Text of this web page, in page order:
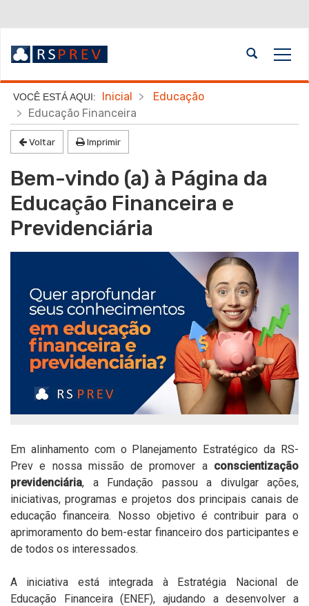
conteúdo
para
menu
para
busca
Abrir
busca
Início
conteúdo
Inicial
Educação
Educação Financeira
Voltar Imprimir
Bem-vindo (a) à Página da
Educação Financeira e
Previdenciária
Em alinhamento com o Planejamento Estratégico da RS-
Prev e nossa missão de promover a conscientização
previdenciária, a Fundação passou a divulgar ações,
iniciativas, programas e projetos dos principais canais de
educação financeira. Nosso objetivo é contribuir para o
aprimoramento do bem-estar financeiro dos participantes e
de todos os interessados.
A iniciativa está integrada à Estratégia Nacional de
Educação Financeira (ENEF), ajudando a desenvolver a